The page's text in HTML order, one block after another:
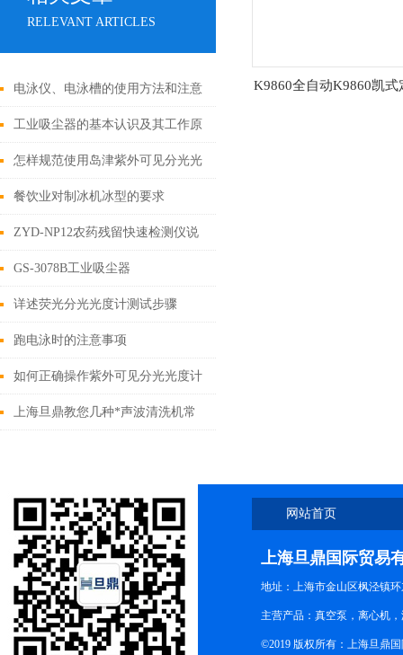
RELEVANT ARTICLES
电泳仪、电泳槽的使用方法和注意
事项
工业吸尘器的基本认识及其工作原
理讲解
怎样规范使用岛津紫外可见分光光
度计
餐饮业对制冰机冰型的要求
ZYD-NP12农药残留快速检测仪说
明
GS-3078B工业吸尘器
详述荧光分光光度计测试步骤
跑电泳时的注意事项
如何正确操作紫外可见分光光度计
（图文）
上海旦鼎教您几种*声波清洗机常
K9860全自动K9860凯式
网站首页
上海旦鼎国际贸易
地址：上海市金山区枫泾镇
主营产品：真空泵，离心机
©2019 版权所有：上海旦鼎